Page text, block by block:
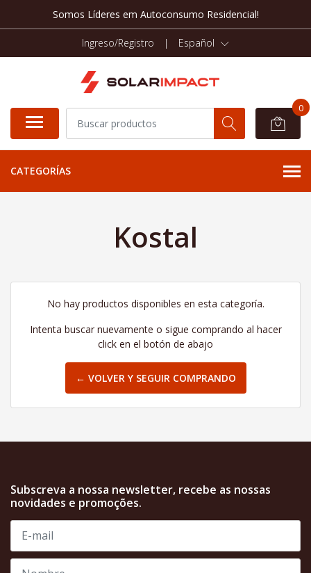
Somos Líderes em Autoconsumo Residencial!
Ingreso/Registro | Español
0
CATEGORÍAS
Kostal
No hay productos disponibles en esta categoría.
Intenta buscar nuevamente o sigue comprando al hacer
click en el botón de abajo
← VOLVER Y SEGUIR COMPRANDO
Subscreva a nossa newsletter, recebe as nossas
novidades e promoções.